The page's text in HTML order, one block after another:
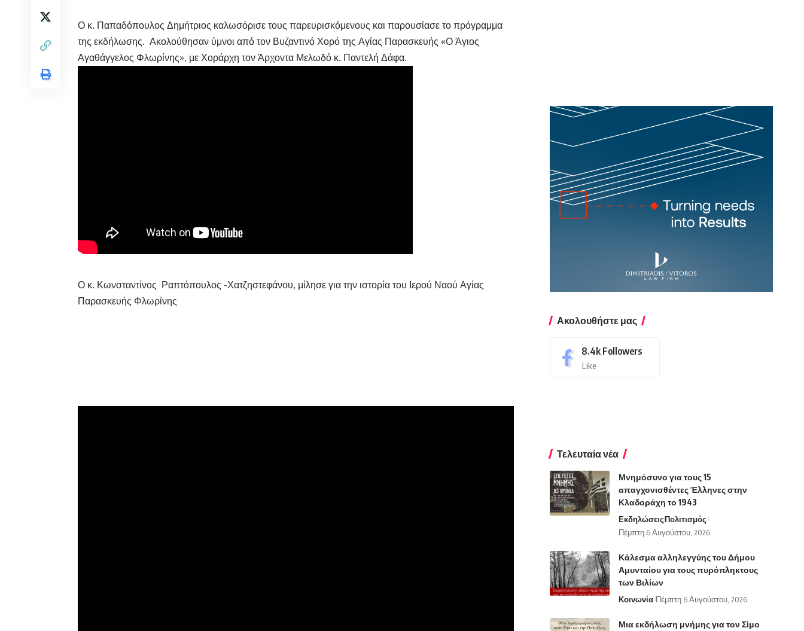
Ο κ. Παπαδόπουλος Δημήτριος καλωσόρισε τους παρευρισκόμενους και παρουσίασε το πρόγραμμα
της εκδήλωσης. Ακολούθησαν ύμνοι από τον Βυζαντινό Χορό της Αγίας Παρασκευής «Ο Άγιος
Αγαθάγγελος Φλωρίνης», με Χοράρχη τον Άρχοντα Μελωδό κ. Παντελή Δάφα.
Ο κ. Κωνσταντίνος Ραπτόπουλος -Χατζηστεφάνου, μίλησε για την ιστορία του Ιερού Ναού Αγίας
Παρασκευής Φλωρίνης
Ακολουθήστε μας
8.4k Followers
Like
Τελευταία νέα
Μνημόσυνο για τους 15
απαγχονισθέντες Έλληνες στην
Κλαδοράχη το 1943
ΕκδηλώσειςΠολιτισμός
Πέμπτη 6 Αυγούστου, 2026
Κάλεσμα αλληλεγγύης του Δήμου
Αμυνταίου για τους πυρόπληκτους
των Βιλίων
Κοινωνία Πέμπτη 6 Αυγούστου, 2026
Μια εκδήλωση μνήμης για τον Σίμο